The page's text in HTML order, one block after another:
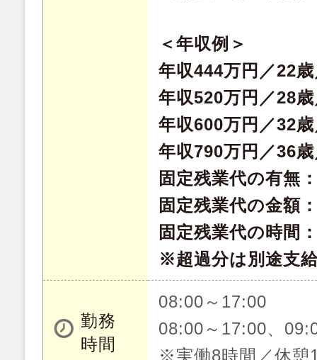
＜年収例＞
年収444万円／22
年収520万円／28
年収600万円／32
年収790万円／36
固定残業代の有無
固定残業代の金額
固定残業代の時間
※超過分は別途支
勤務
時間
08:00～17:00
08:00～17:00、
※実働8時間／休憩